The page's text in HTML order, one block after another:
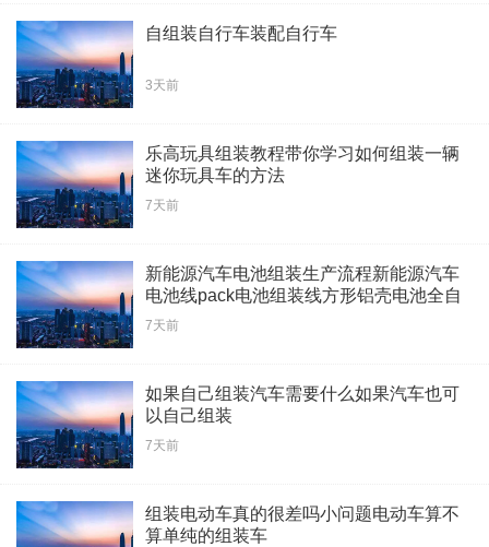
自组装自行车装配自行车
3天前
乐高玩具组装教程带你学习如何组装一辆
迷你玩具车的方法
7天前
新能源汽车电池组装生产流程新能源汽车
电池线pack电池组装线方形铝壳电池全自
动化生产线
7天前
如果自己组装汽车需要什么如果汽车也可
以自己组装
7天前
组装电动车真的很差吗小问题电动车算不
算单纯的组装车